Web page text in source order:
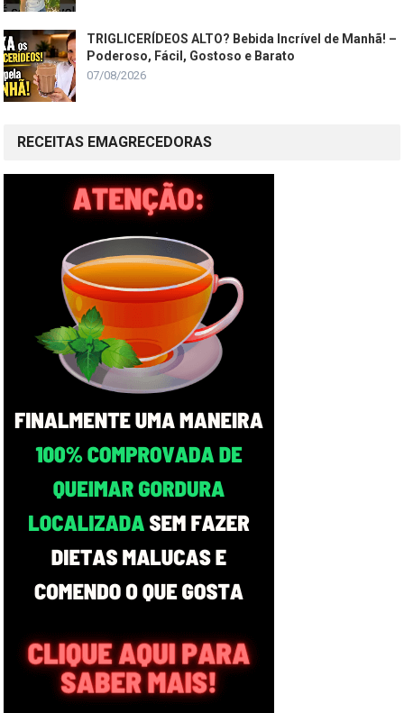
TRIGLICERÍDEOS ALTO? Bebida Incrível de Manhã! –
Poderoso, Fácil, Gostoso e Barato
07/08/2026
RECEITAS EMAGRECEDORAS